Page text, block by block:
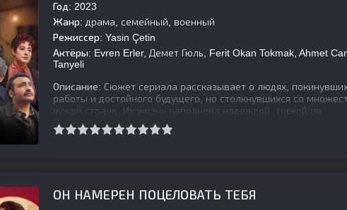
Год: 2023
Жанр: драма, семейный, военный
Режиссер: Yasin Çetin
Актёры: Evren Erler, Демет Гюль, Ferit Okan Tokmak, Ahmet
Tanyeli
Описание: Сюжет сериала рассказывает о людях,
работы и достойного будущего, но столкнувшихся со
чужой стране. Их жизнь наполнена надеждой, тоской по
ОН НАМЕРЕН ПОЦЕЛОВАТЬ ТЕБЯ